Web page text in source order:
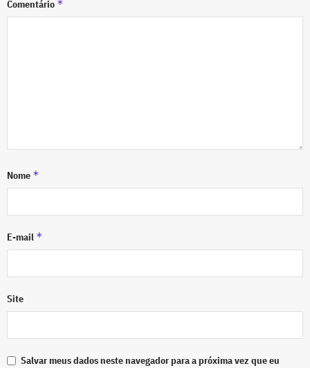
Comentário *
Nome *
E-mail *
Site
Salvar meus dados neste navegador para a próxima vez que eu